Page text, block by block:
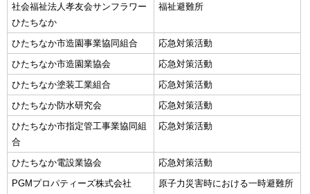
社会福祉法人孝友会サンフラワー
ひたちなか
福祉避難所
ひたちなか市造園事業協同組合
応急対策活動
ひたちなか市造園業協会
応急対策活動
ひたちなか塗装工業組合
応急対策活動
ひたちなか防水研究会
応急対策活動
ひたちなか市指定管工事業協同組
合
応急対策活動
ひたちなか電設業協会
応急対策活動
PGMプロパティーズ株式会社
原子力災害時における一時避難所